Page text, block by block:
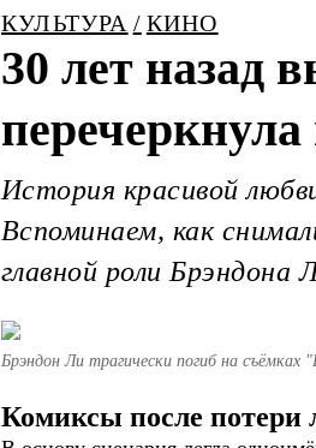
КУЛЬТУРА КИНО
30 лет назад
История красивой
Вспоминаем, как
главной роли Брэндона
Брэндон Ли трагически погиб на съёмках
Комиксы после потери